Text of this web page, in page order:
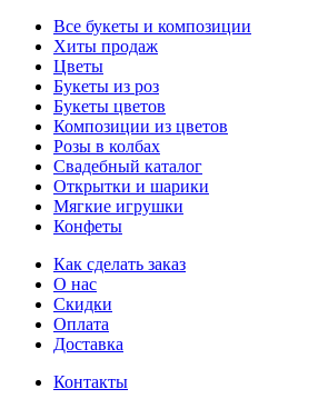
Все букеты и композиции
Хиты продаж
Цветы
Букеты из роз
Букеты цветов
Композиции из цветов
Розы в колбах
Свадебный каталог
Открытки и шарики
Мягкие игрушки
Конфеты
Как сделать заказ
О нас
Скидки
Оплата
Доставка
Контакты